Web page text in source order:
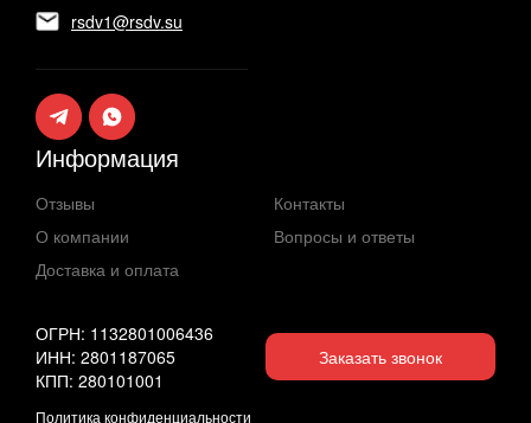
ОГРН: 1132801006436
ИНН: 2801187065
КПП: 280101001
Заказать звонок
Политика конфиденциальности
rsdv1@rsdv.su
Информация
Отзывы
О компании
Доставка и оплата
Контакты
Вопросы и ответы